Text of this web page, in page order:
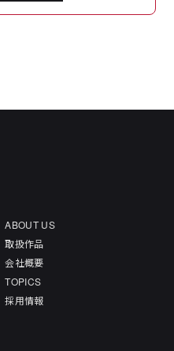
ABOUT US
取扱作品
会社概要
TOPICS
採用情報